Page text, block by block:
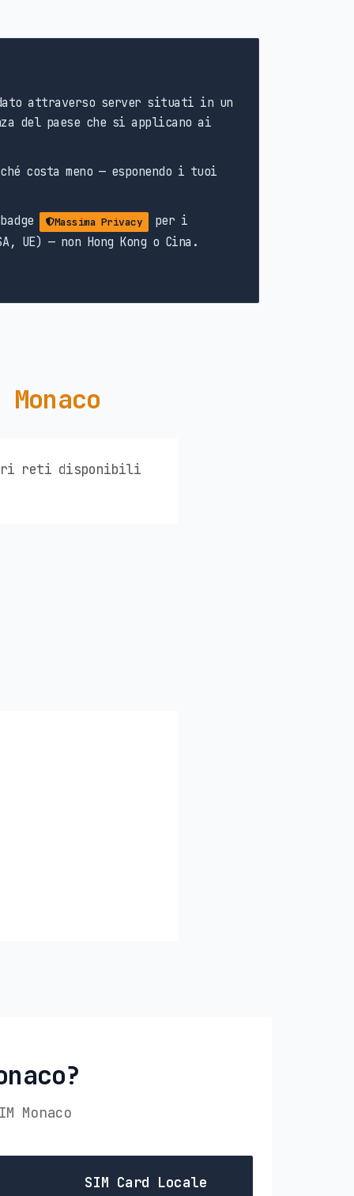
attraverso server situati in un
del paese che si applicano ai
costa meno — esponendo i tuoi
Massima Privacy
per i
— non Hong Kong o Cina.
reti disponibili
Monaco
SIM Card Locale